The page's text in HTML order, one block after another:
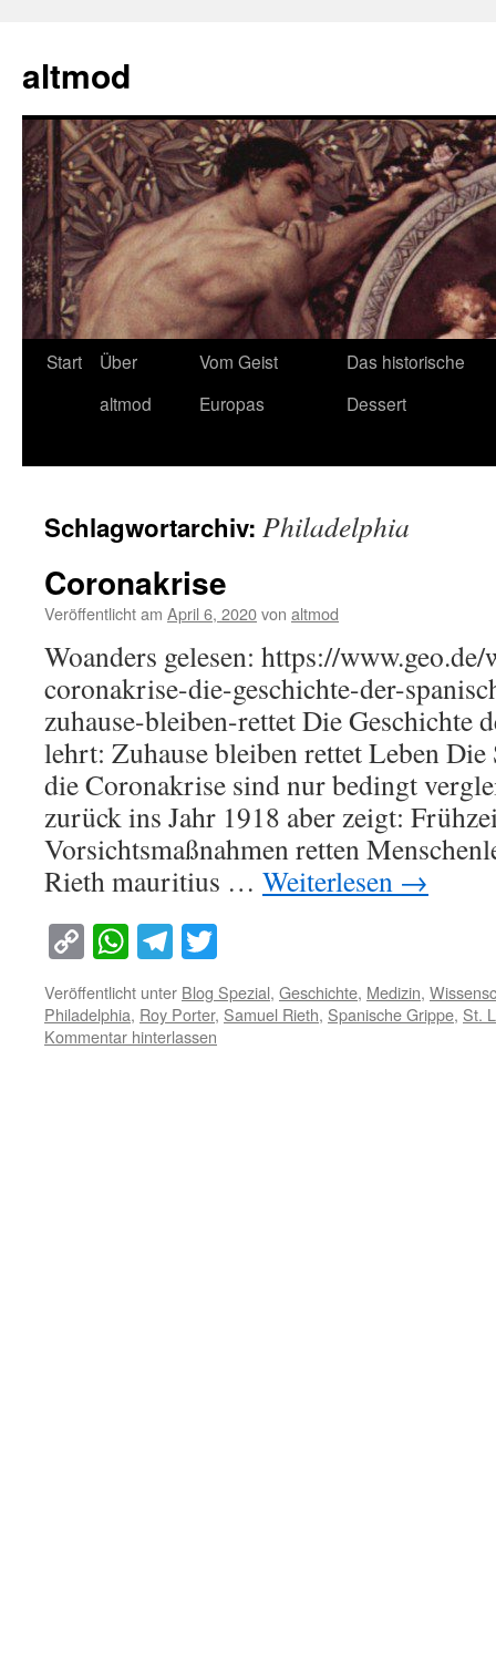
springen
altmod
Start
Über
altmod
Vom Geist
Europas
Das historische
Dessert
Schlagwortarchiv: Philadelphia
Coronakrise
Veröffentlicht am April 6, 2020von altmod
Woanders gelesen: https://
coronakrise-die-geschichte-der-
zuhause-bleiben-rettet Die Geschichte
lehrt: Zuhause bleiben rettet Leben
die Coronakrise sind nur bedingt
zurück ins Jahr 1918 aber zeigt:
Vorsichtsmaßnahmen retten
Rieth mauritius … Weiterlesen →
Copy
Link
WhatsApp
Telegram
Veröffentlicht unter Blog Spezial, Geschichte, Medizin,
Philadelphia, Roy Porter, Samuel Rieth, Spanische Grippe, St.
Kommentar hinterlassen